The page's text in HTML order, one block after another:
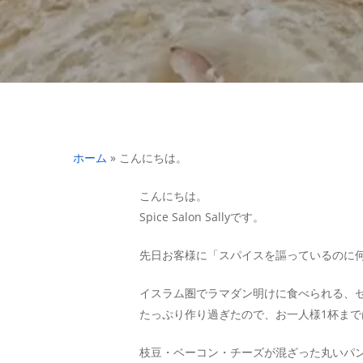
ホーム » こんにちは。
こんにちは。
Spice Salon Sallyです。
先日お客様に「スパイスを謳っているのに
イスラム圏でラマダン明けに食べられる、
たっぷり作り過ぎたので、お一人様1杯ま
枝豆・ベーコン・チーズが混ざった丸いパ